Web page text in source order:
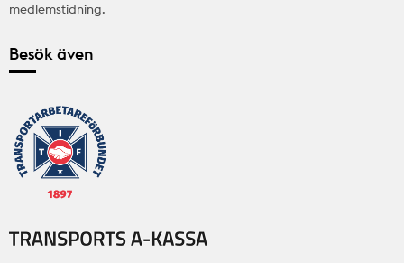
medlemstidning.
Besök även